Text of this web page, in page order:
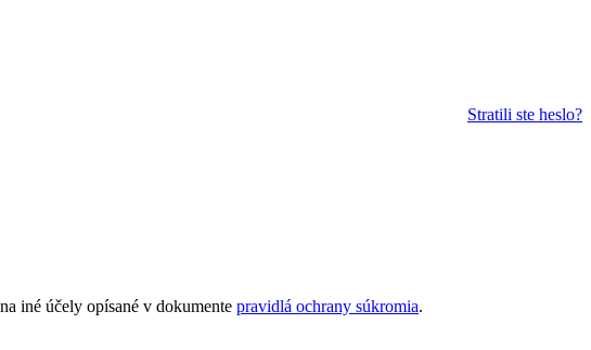
Stratili ste heslo?
iné účely opísané v dokumente pravidlá ochrany súkromia.